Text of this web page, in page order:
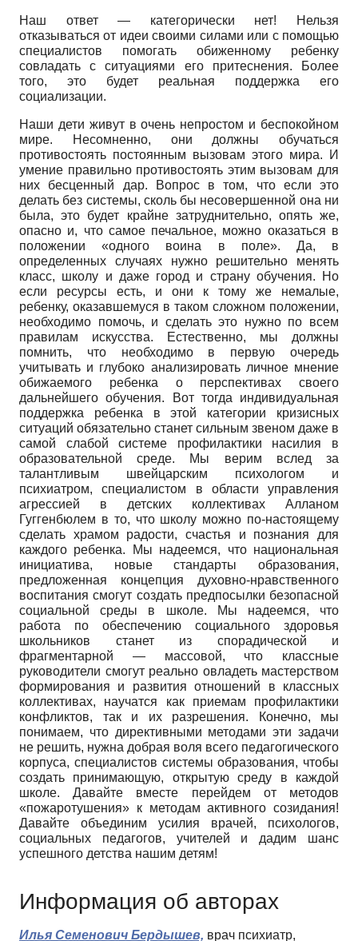
Наш ответ — категорически нет! Нельзя
отказываться от идеи своими силами или с помощью
специалистов помогать обиженному ребенку
совладать с ситуациями его притеснения. Более
того, это будет реальная поддержка его
социализации.
Наши дети живут в очень непростом и беспокойном
мире. Несомненно, они должны обучаться
противостоять постоянным вызовам этого мира. И
умение правильно противостоять этим вызовам для
них бесценный дар. Вопрос в том, что если это
делать без системы, сколь бы несовершенной она ни
была, это будет крайне затруднительно, опять же,
опасно и, что самое печальное, можно оказаться в
положении «одного воина в поле». Да, в
определенных случаях нужно решительно менять
класс, школу и даже город и страну обучения. Но
если ресурсы есть, и они к тому же немалые,
ребенку, оказавшемуся в таком сложном положении,
необходимо помочь, и сделать это нужно по всем
правилам искусства. Естественно, мы должны
помнить, что необходимо в первую очередь
учитывать и глубоко анализировать личное мнение
обижаемого ребенка о перспективах своего
дальнейшего обучения. Вот тогда индивидуальная
поддержка ребенка в этой категории кризисных
ситуаций обязательно станет сильным звеном даже в
самой слабой системе профилактики насилия в
образовательной среде. Мы верим вслед за
талантливым швейцарским психологом и
психиатром, специалистом в области управления
агрессией в детских коллективах Алланом
Гуггенбюлем в то, что школу можно по-настоящему
сделать храмом радости, счастья и познания для
каждого ребенка. Мы надеемся, что национальная
инициатива, новые стандарты образования,
предложенная концепция духовно-нравственного
воспитания смогут создать предпосылки безопасной
социальной среды в школе. Мы надеемся, что
работа по обеспечению социального здоровья
школьников станет из спорадической и
фрагментарной — массовой, что классные
руководители смогут реально овладеть мастерством
формирования и развития отношений в классных
коллективах, научатся как приемам профилактики
конфликтов, так и их разрешения. Конечно, мы
понимаем, что директивными методами эти задачи
не решить, нужна добрая воля всего педагогического
корпуса, специалистов системы образования, чтобы
создать принимающую, открытую среду в каждой
школе. Давайте вместе перейдем от методов
«пожаротушения» к методам активного созидания!
Давайте объединим усилия врачей, психологов,
социальных педагогов, учителей и дадим шанс
успешного детства нашим детям!
Информация об авторах
Илья Семенович Бердышев, врач психиатр,